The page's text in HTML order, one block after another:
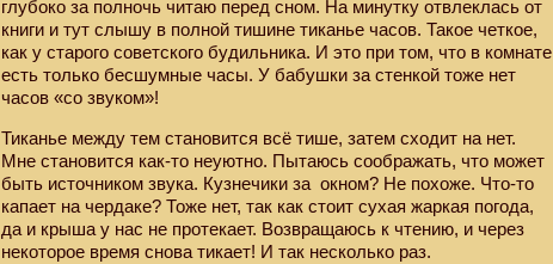
глубоко за полночь читаю перед сном. На минутку отвлеклась от
книги и тут слышу в полной тишине тиканье часов. Такое четкое,
как у старого советского будильника. И это при том, что в комнате
есть только бесшумные часы. У бабушки за стенкой тоже нет
часов «со звуком»!
Тиканье между тем становится всё тише, затем сходит на нет.
Мне становится как-то неуютно. Пытаюсь соображать, что может
быть источником звука. Кузнечики за окном? Не похоже. Что-то
капает на чердаке? Тоже нет, так как стоит сухая жаркая погода,
да и крыша у нас не протекает. Возвращаюсь к чтению, и через
некоторое время снова тикает! И так несколько раз.